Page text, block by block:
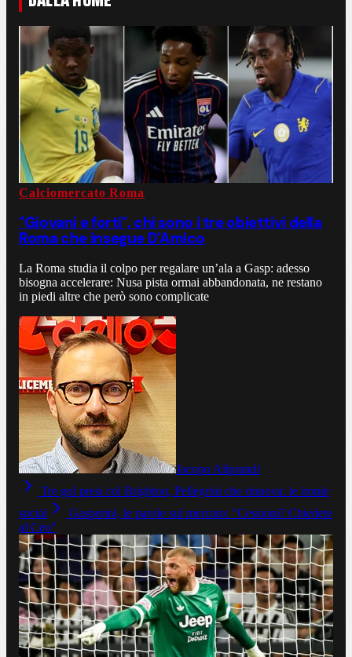
Calciomercato Roma
"Giovani e forti", chi sono i tre obiettivi della
Roma che insegue D'Amico
La Roma studia il colpo per regalare un’ala a Gasp: adesso
bisogna accelerare: Nusa pista ormai abbandonata, ne restano
in piedi altre che però sono complicate
Jacopo Aliprandi
Tre gol presi col Brighton, Pellegrini che rinnova: le ironie
social
Gasperini, le parole sul mercato: "Cessioni? Chiedete
al Ceo"